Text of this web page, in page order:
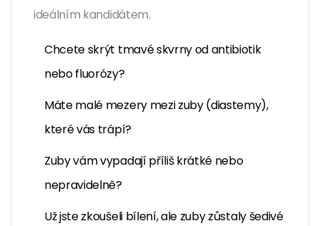
ideálním kandidátem.
Chcete skrýt tmavé skvrny od antibiotik
nebo fluorózy?
Máte malé mezery mezi zuby (diastemy),
které vás trápí?
Zuby vám vypadají příliš krátké nebo
nepravidelně?
Už jste zkoušeli bílení, ale zuby zůstaly šedivé